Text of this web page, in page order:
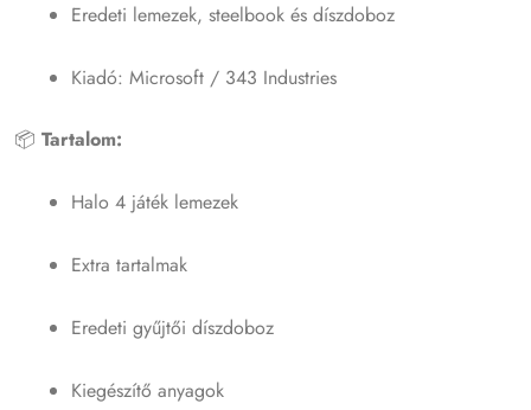
Eredeti lemezek, steelbook és díszdoboz
Kiadó: Microsoft / 343 Industries
📦Tartalom:
Halo 4 játék lemezek
Extra tartalmak
Eredeti gyűjtői díszdoboz
Kiegészítő anyagok